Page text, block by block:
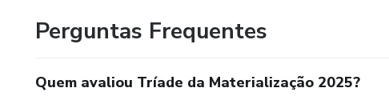
Perguntas Frequentes
Quem avaliou Tríade da Materialização 2025?